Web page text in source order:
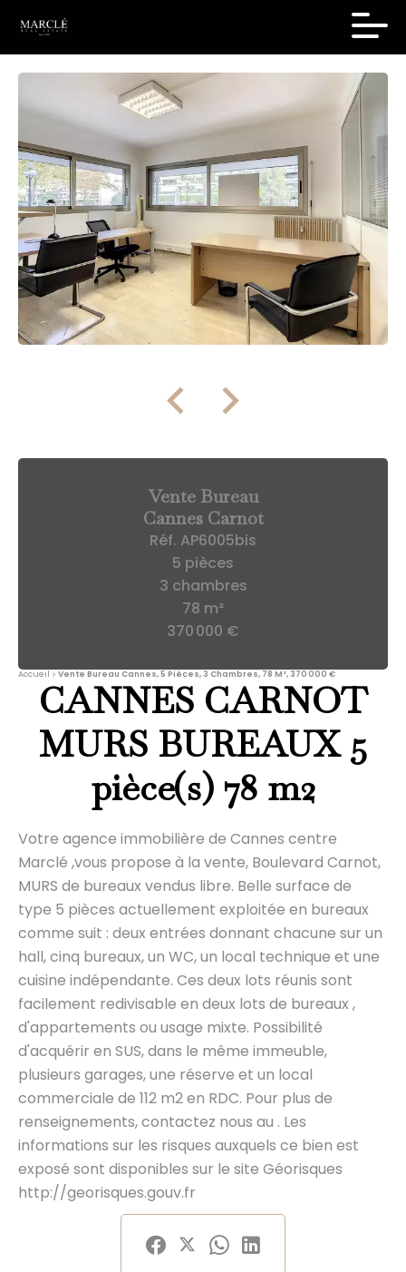
Vente Bureau
Cannes Carnot
Réf. AP6005bis
5 pièces
3 chambres
78 m²
370 000 €
Accueil Vente Bureau Cannes, 5 Pièces, 3 Chambres, 78 M², 370 000 €
CANNES CARNOT
MURS BUREAUX 5
pièce(s) 78 m2
Votre agence immobilière de Cannes centre
Marclé ,vous propose à la vente, Boulevard Carnot,
MURS de bureaux vendus libre. Belle surface de
type 5 pièces actuellement exploitée en bureaux
comme suit : deux entrées donnant chacune sur un
hall, cinq bureaux, un WC, un local technique et une
cuisine indépendante. Ces deux lots réunis sont
facilement redivisable en deux lots de bureaux ,
d'appartements ou usage mixte. Possibilité
d'acquérir en SUS, dans le même immeuble,
plusieurs garages, une réserve et un local
commerciale de 112 m2 en RDC. Pour plus de
renseignements, contactez nous au . Les
informations sur les risques auxquels ce bien est
exposé sont disponibles sur le site Géorisques
http://georisques.gouv.fr